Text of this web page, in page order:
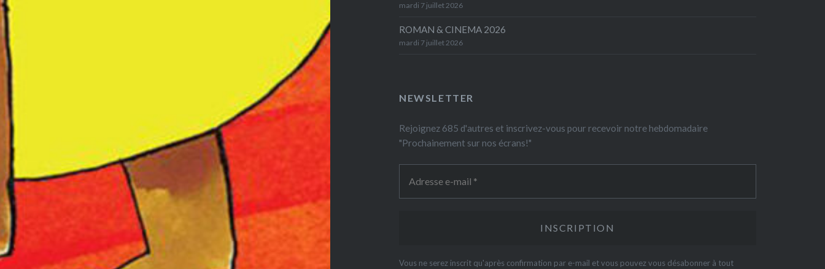
mardi 7 juillet 2026
ROMAN & CINEMA 2026
mardi 7 juillet 2026
NEWSLETTER
Rejoignez 685 d'autres et inscrivez-vous pour recevoir notre hebdomadaire
"Prochainement sur nos écrans!"
Vous ne serez inscrit qu'après confirmation par e-mail et vous pouvez vous désabonner à tout